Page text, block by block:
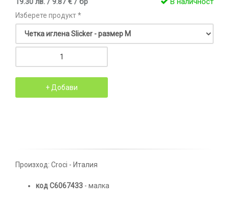
Изберете продукт *
Произход: Croci - Италия
код C6067433 - малка